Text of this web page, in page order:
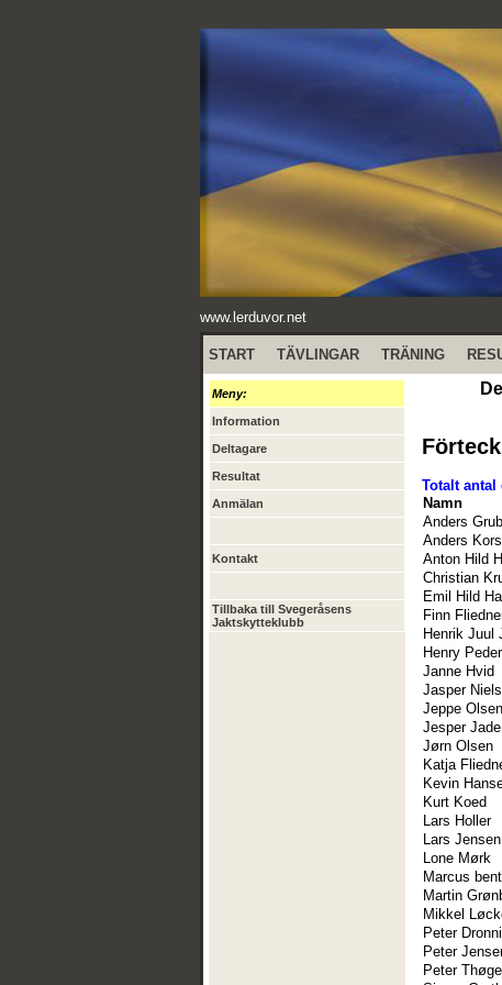
www.lerduvor.net
START TÄVLINGAR TRÄNING
Meny:
Information
Deltagare
Resultat
Anmälan
Kontakt
Tillbaka till Svegeråsens
Jaktskytteklubb
Totalt antal
Namn
Anders
Anders
Anton Hild
Christian
Emil Hild
Finn
Henrik Juul
Henry
Janne Hvid
Jasper
Jeppe Olsen
Jesper Jade
Jørn Olsen
Katja
Kevin
Kurt Koed
Lars Holler
Lars Jensen
Lone Mørk
Marcus
Martin
Mikkel
Peter
Peter
Peter